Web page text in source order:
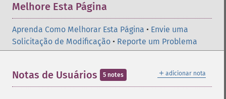
Melhore Esta Página
Aprenda Como Melhorar Esta Página • Envie uma
Solicitação de Modificação • Reporte um Problema
＋ adicionar nota
Notas de Usuários 5 notes